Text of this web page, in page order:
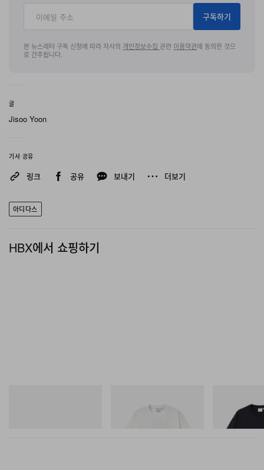
구독하기
본 뉴스레터 구독 신청에 따라 자사의 개인정보수집 관련 이용약관에 동의한 것으
로 간주됩니다.
글
Jisoo Yoon
기사 공유
링크 공유 보내기 더보기
아디다스
HBX에서 쇼핑하기
One Point
쇼핑하기